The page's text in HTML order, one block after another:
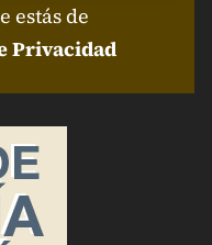
estás de
Privacidad